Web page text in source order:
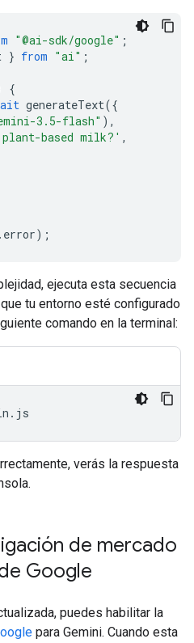
"@ai-sdk/google" ;
} from "ai" ;
{
generateText({
3.5-flash" ),
based milk?' ,
. error);
ejecuta esta secuencia
tu entorno esté configurado
comando en la terminal:
verás la respuesta
de mercado
Google
puedes habilitar la
para Gemini. Cuando esta